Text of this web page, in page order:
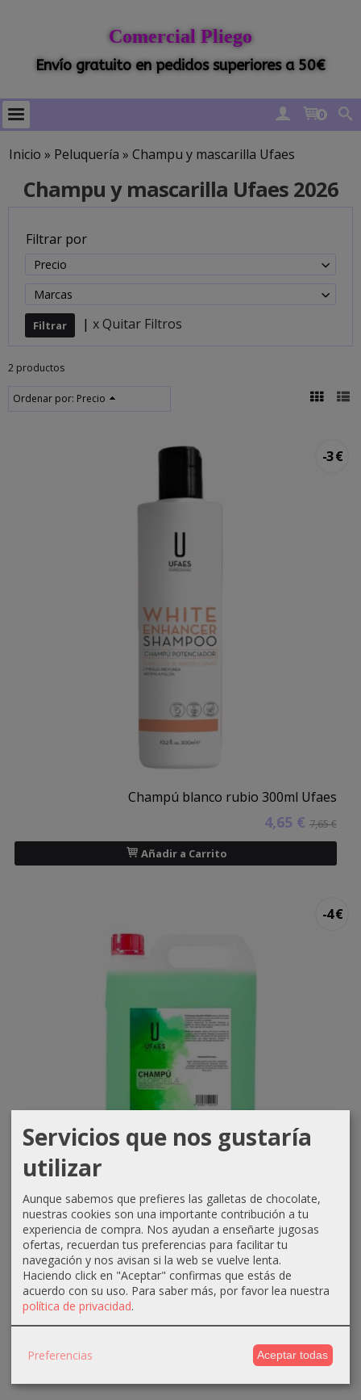
Comercial Pliego
Envío gratuito en pedidos superiores a 50€
0
Inicio » Peluquería » Champu y mascarilla Ufaes
Champu y mascarilla Ufaes 2026
Filtrar por
Precio
Marcas
| x Quitar Filtros
2 productos
Ordenar por: Precio
-3 €
Champú blanco rubio 300ml Ufaes
4,65 € 7,65 €
Añadir a Carrito
-4 €
Champú neutro clorofila Ufaes 5000ml
8,00 €
Servicios que nos gustaría
utilizar
Aunque sabemos que prefieres las galletas de chocolate,
nuestras cookies son una importante contribución a tu
experiencia de compra. Nos ayudan a enseñarte jugosas
ofertas, recuerdan tus preferencias para facilitar tu
navegación y nos avisan si la web se vuelve lenta.
Haciendo click en "Aceptar" confirmas que estás de
acuerdo con su uso. Para saber más, por favor lea nuestra
política de privacidad.
Preferencias Aceptar todas